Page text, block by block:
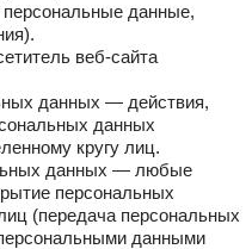
данные,
веб-сайта
данных — действия,
данных
кругу лиц.
данных — любые
персональных
(передача персональных
данными